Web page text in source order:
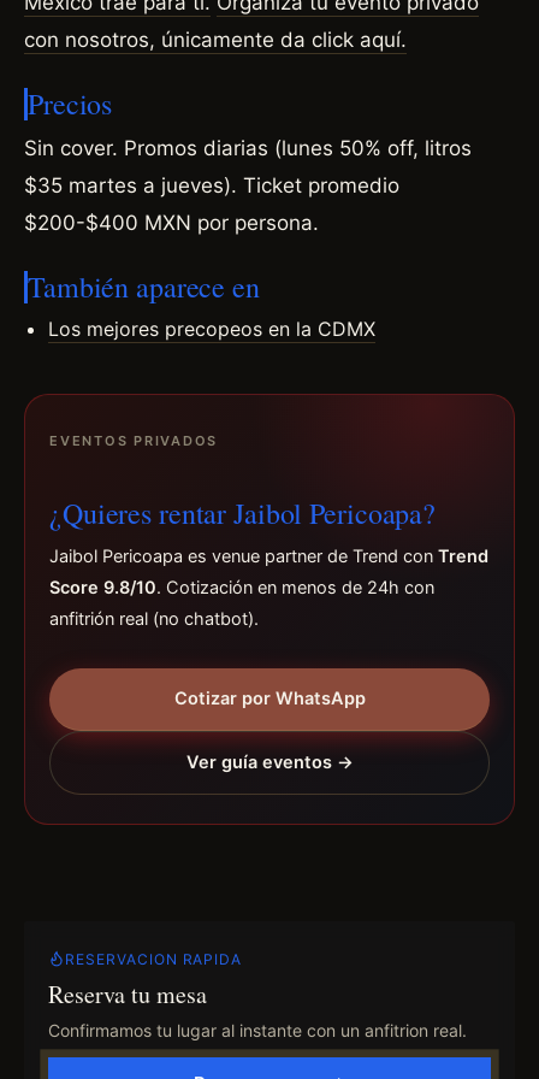
con nosotros, únicamente da click aquí.
Precios
Sin cover. Promos diarias (lunes 50% off, litros
$35 martes a jueves). Ticket promedio
$200-$400 MXN por persona.
También aparece en
Los mejores precopeos en la CDMX
EVENTOS PRIVADOS
¿Quieres rentar Jaibol Pericoapa?
Jaibol Pericoapa es venue partner de Trend con Trend
Score 9.8/10. Cotización en menos de 24h con
anfitrión real (no chatbot).
Cotizar por WhatsApp
Ver guía eventos →
RESERVACION RAPIDA
Reserva tu mesa
Confirmamos tu lugar al instante con un anfitrion real.